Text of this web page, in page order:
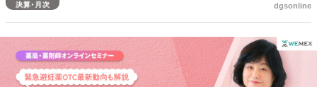
期の連結業績（2021年5月16日～2022年2月15日）を公表した。それ
トップショッピングニーズの高まりで客単価は上昇したものの、来店
頻度の減少に伴い客数が減少した結果、ドラッグストアフォーマット
の売上高は前年同期を下回ったとしている。
dgsonline